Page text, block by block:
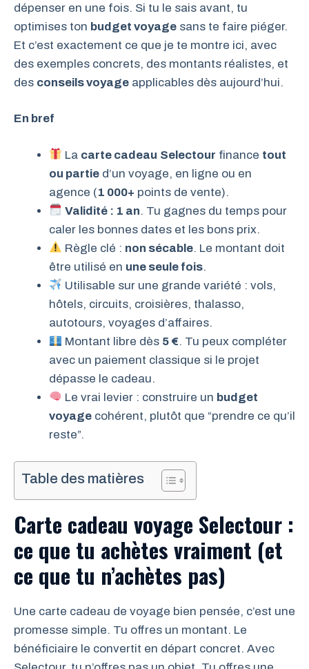
dépenser en une fois. Si tu le sais avant, tu
optimises ton budget voyage sans te faire piéger.
Et c’est exactement ce que je te montre ici, avec
des exemples concrets, des montants réalistes, et
des conseils voyage applicables dès aujourd’hui.
En bref
La carte cadeau Selectour finance tout
ou partie d’un voyage, en ligne ou en
agence (1 000+ points de vente).
Validité : 1 an. Tu gagnes du temps pour
caler les bonnes dates et les bons prix.
Règle clé : non sécable. Le montant doit
être utilisé en une seule fois.
Utilisable sur une grande variété : vols,
hôtels, circuits, croisières, thalasso,
autotours, voyages d’affaires.
Montant libre dès 5 €. Tu peux compléter
avec un paiement classique si le projet
dépasse le cadeau.
Le vrai levier : construire un budget
voyage cohérent, plutôt que “prendre ce qu’il
reste”.
Table des matières
Carte cadeau voyage Selectour :
ce que tu achètes vraiment (et
ce que tu n’achètes pas)
Une carte cadeau de voyage bien pensée, c’est une
promesse simple. Tu offres un montant. Le
bénéficiaire le convertit en départ concret. Avec